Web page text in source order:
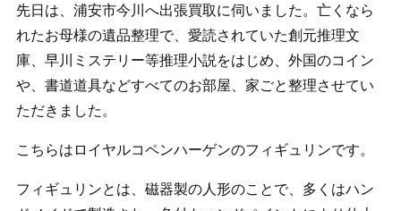
先日は、浦安市今川へ出張買取に伺いました。亡くなら
れたお母様の遺品整理で、愛読されていた創元推理文
庫、早川ミステリー等推理小説をはじめ、外国のコイン
や、書道道具などすべてのお部屋、家ごと整理させてい
ただきました。
こちらはロイヤルコペンハーゲンのフィギュリンです。
フィギュリンとは、磁器製の人形のことで、多くはハン